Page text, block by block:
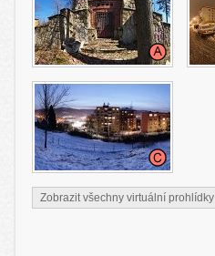
Zobrazit všechny virtuální prohlídky